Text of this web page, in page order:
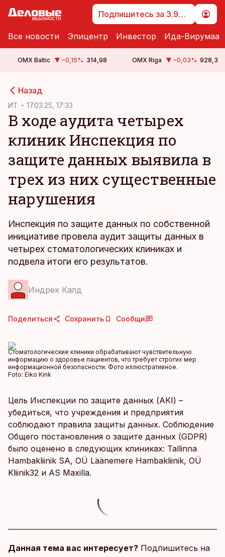
Подпишитесь за 3.99 €
Все новости Эпицентр Инвестор Ида-Вирумаа
OMX Baltic −0,15% 314,98 OMX Riga −0,03% 928,3
Назад
ИТ 17.03.25, 17:33
В ходе аудита четырех
клиник Инспекция по
защите данных выявила в
трех из них существенные
нарушения
Инспекция по защите данных по собственной
инициативе провела аудит защиты данных в
четырех стоматологических клиниках и
подвела итоги его результатов.
Индрек Калд
Поделиться Сохранить Сообщи
Стоматологические клиники обрабатывают чувствительную
информацию о здоровье пациентов, что требует строгих мер
информационной безопасности. Фото иллюстративное.
Foto: Eiko Kink
Цель Инспекции по защите данных (AKI) –
убедиться, что учреждения и предприятия
соблюдают правила защиты данных. Соблюдение
Общего постановления о защите данных (GDPR)
было оценено в следующих клиниках: Tallinna
Hambakliinik SA, OÜ Läänemere Hambakliinik, OÜ
Kliinik32 и AS Maxilla.
Данная тема вас интересует? Подпишитесь на